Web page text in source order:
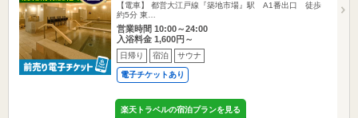
【電車】 都営大江戸線『築地市場』駅 A1番出口 徒歩
約5分 東…
営業時間 10:00～24:00
入浴料金 1,600円～
日帰り 宿泊 サウナ
電子チケットあり
楽天トラベルの宿泊プランを見る